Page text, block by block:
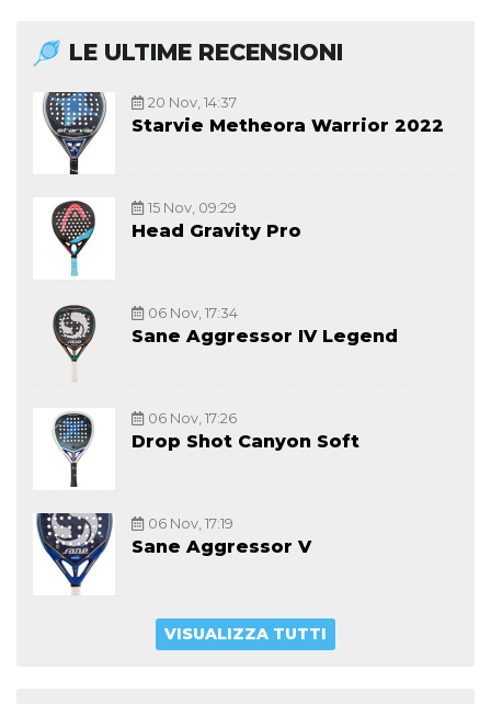
LE ULTIME RECENSIONI
20 Nov, 14:37
Starvie Metheora Warrior 2022
15 Nov, 09:29
Head Gravity Pro
06 Nov, 17:34
Sane Aggressor IV Legend
06 Nov, 17:26
Drop Shot Canyon Soft
06 Nov, 17:19
Sane Aggressor V
VISUALIZZA TUTTI